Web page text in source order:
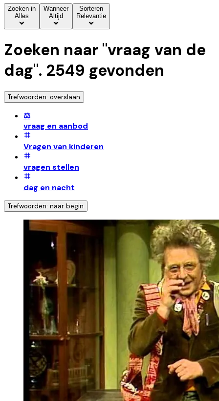
Zoeken in
Alles
Wanneer
Altijd
Sorteren
Relevantie
Zoeken naar "vraag van de
dag". 2549 gevonden
Trefwoorden: overslaan
⚖️
vraag en aanbod
Vragen van kinderen
vragen stellen
dag en nacht
Trefwoorden: naar begin